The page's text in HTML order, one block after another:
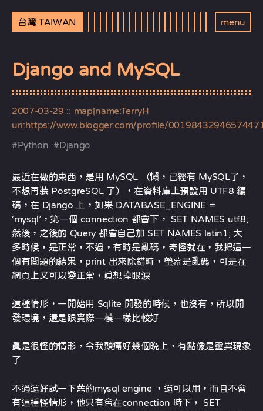
台灣 TAIWAN menu
Django and MySQL
2007-03-29 :: map[name:TerryH
uri:https://www.blogger.com/profile/
#Python #Django
最近在做的東西，是用 MySQL （懶，已經有 MySQL了，
不想再裝 PostgreSQL 了），在資料庫上預設用 UTF8 編
碼，在 Django 上，如果 DATABASE_ENGINE =
‘mysql’，第一個 connection 都會下， SET NAMES utf8;
然後，之後的 Query 都會自己加 SET NAMES latin1; 大
多時候，是正常，不過，有時是亂碼，奇怪就在，我把這一
個有問題的結果，print 出來除錯時，螢幕是亂碼，可是在
網頁上又可以變正常，真想掉眼淚
這種情形，一開始用 Sqlite 開發的時候，也沒有，所以開
發環境，還是跟實際一模一樣比較好
真是很怪的情形，令我頭痛好幾個晚上，有點像是靈異現象
了
不過還好試一下舊的mysql engine ，還可以用，而且不會
有這種怪情形，他只有會在connection 時下， SET